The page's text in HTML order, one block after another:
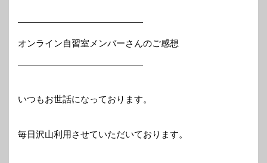
——————————————
オンライン自習室メンバーさんのご感想
——————————————
いつもお世話になっております。
毎日沢山利用させていただいております。